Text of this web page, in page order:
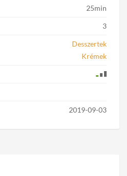
25min
3
Desszertek
Krémek
2019-09-03